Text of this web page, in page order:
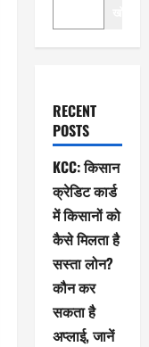
RECENT
POSTS
KCC: किसान
क्रेडिट कार्ड
में किसानों को
कैसे मिलता है
सस्ता लोन?
कौन कर
सकता है
अप्लाई, जानें